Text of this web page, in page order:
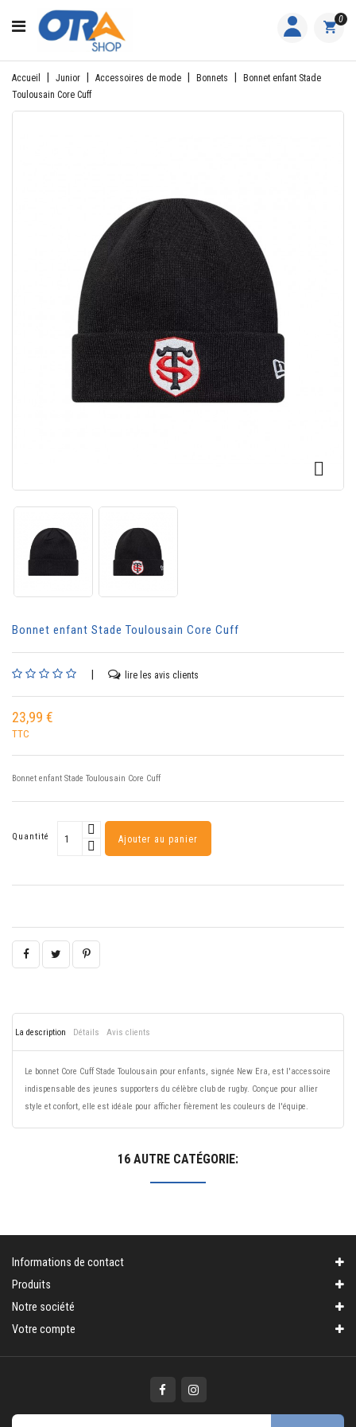
CATÉGORIE
ACCUEIL
ACTIVITÉS
0
Accueil Junior Accessoires de mode Bonnets
Bonnet enfant Stade
Toulousain Core Cuff

Bonnet enfant Stade Toulousain Core Cuff
lire les avis clients
23,99 €
TTC
Bonnet enfant Stade Toulousain Core Cuff
Quantité Ajouter au panier
La description Détails Avis clients
Le bonnet Core Cuff Stade Toulousain pour enfants, signée New Era, est l'accessoire
indispensable des jeunes supporters du célèbre club de rugby. Conçue pour allier
style et confort, elle est idéale pour afficher fièrement les couleurs de l'équipe.
16 AUTRE CATÉGORIE:
Informations de contact
Produits
Notre société
Votre compte